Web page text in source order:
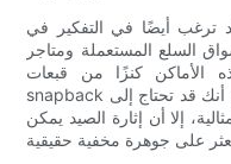
قد ترغب أيضًا في التفكير في
السلع المستعملة ومتاجر
الأماكن كنزًا من قبعات
snapback الفريدة والأنيقة بأسعار معقولة. في حين أنك قد تحتاج إلى
إلا أن إثارة الصيد يمكن